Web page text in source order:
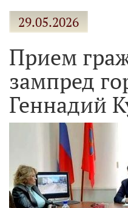
29.05.2026
Прием
зампред
Геннадий